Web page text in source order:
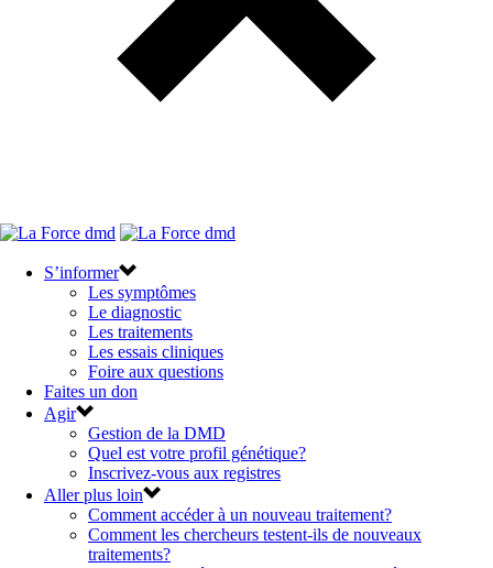
S’informer
Les symptômes
Le diagnostic
Les traitements
Les essais cliniques
Foire aux questions
Faites un don
Agir
Gestion de la DMD
Quel est votre profil génétique?
Inscrivez-vous aux registres
Aller plus loin
Comment accéder à un nouveau traitement?
Comment les chercheurs testent-ils de nouveaux
traitements?